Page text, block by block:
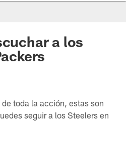
a los
toda la acción, estas son
seguir a los Steelers en